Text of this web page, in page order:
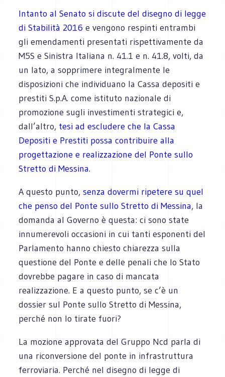
Intanto al Senato si discute del disegno di legge
di Stabilità 2016 e vengono respinti entrambi
gli emendamenti presentati rispettivamente da
M5S e Sinistra Italiana n. 41.1 e n. 41.8, volti, da
un lato, a sopprimere integralmente le
disposizioni che individuano la Cassa depositi e
prestiti S.p.A. come istituto nazionale di
promozione sugli investimenti strategici e,
dall’altro, tesi ad escludere che la Cassa
Depositi e Prestiti possa contribuire alla
progettazione e realizzazione del Ponte sullo
Stretto di Messina.
A questo punto,senza dovermi ripetere su quel
che penso del Ponte sullo Stretto di Messina, la
domanda al Governo è questa: ci sono state
innumerevoli occasioni in cui tanti esponenti del
Parlamento hanno chiesto chiarezza sulla
questione del Ponte e delle penali che lo Stato
dovrebbe pagare in caso di mancata
realizzazione. E a questo punto, se c’è un
dossier sul Ponte sullo Stretto di Messina,
perché non lo tirate fuori?
La mozione approvata del Gruppo Ncd parla di
una riconversione del ponte in infrastruttura
ferroviaria. Perché nel disegno di legge di